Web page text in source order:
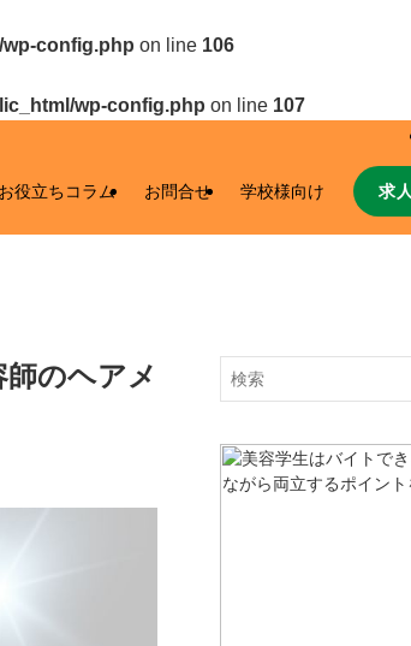
config.php on line 106
wp-config.php on line 107
お役立ちコラム お問合せ 学校様向け 求
のヘアメ